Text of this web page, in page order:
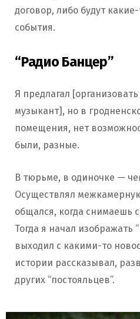
договор, либо будут
события.
“Радио Банцер”
Я предлагал
музыкант], но в
помещения, нет
были, разные.
В тюрьме, в одиночке —
Осуществлял
общался, когда снимаешь
Тогда я начал изображать
выходил с какими-то
истории рассказывал,
других “постояльцев”.